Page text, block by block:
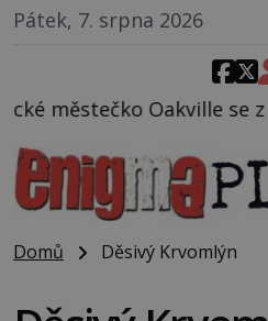
Pátek, 7. srpna 2026
se z nebe snáší podivná
Domů Děsivý Krvomlýn